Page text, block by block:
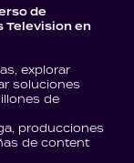
de
Television en
explorar
soluciones
de
producciones
de content